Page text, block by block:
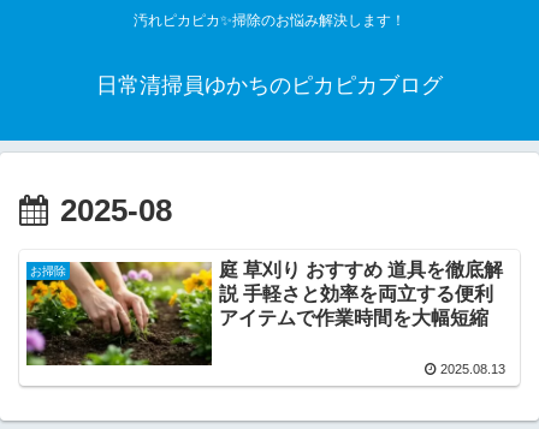
汚れピカピカ✨掃除のお悩み解決します！
日常清掃員ゆかちのピカピカブログ
2025-08
お掃除
庭 草刈り おすすめ 道具を徹底解
説 手軽さと効率を両立する便利
アイテムで作業時間を大幅短縮
2025.08.13